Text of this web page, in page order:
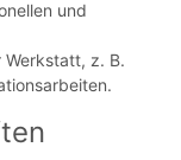
und
z. B.